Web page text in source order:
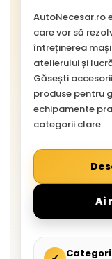
AutoNecesar.ro
care vor să
întreținerea
atelierului și
Găsești
produse pentru
echipamente
categorii clare.
Ai